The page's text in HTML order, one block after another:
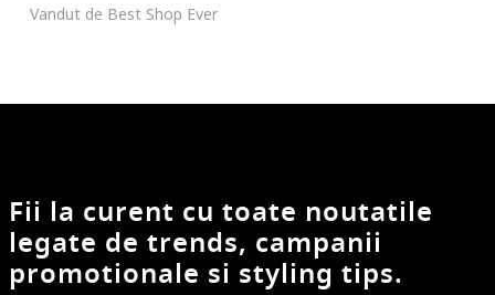
Vandut de Best Shop Ever
Fii la curent cu toate noutatile
legate de trends, campanii
promotionale si styling tips.